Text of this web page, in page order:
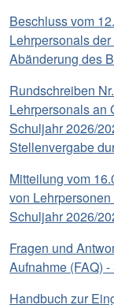
Beschluss vom
Lehrpersonals
Abänderung des
Rundschreiben
Lehrpersonals an
Schuljahr 2026/
Stellenvergabe
Mitteilung vom
von
Schuljahr 2026/
Fragen und
Aufnahme (FAQ)
Handbuch zur